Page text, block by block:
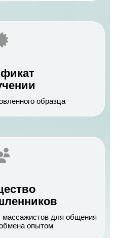
образца
массажистов для общения
опытом